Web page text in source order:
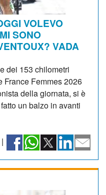
VOLEVO
SONO
VADA
dei 153 chilometri
France Femmes 2026
della giornata, si è
un balzo in avanti
|